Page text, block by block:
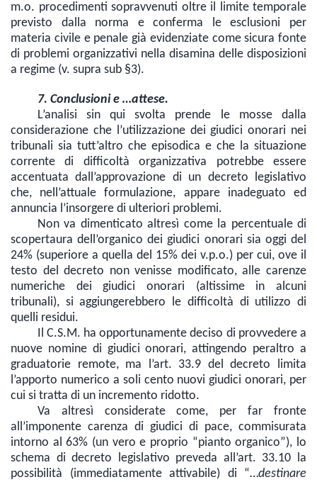
m.o. procedimenti sopravvenuti oltre il limite temporale
previsto dalla norma e conferma le esclusioni per
materia civile e penale già evidenziate come sicura fonte
di problemi organizzativi nella disamina delle disposizioni
a regime (v. supra sub §3).
7. Conclusioni e …attese.
L’analisi sin qui svolta prende le mosse dalla
considerazione che l’utilizzazione dei giudici onorari nei
tribunali sia tutt’altro che episodica e che la situazione
corrente di difficoltà organizzativa potrebbe essere
accentuata dall’approvazione di un decreto legislativo
che, nell’attuale formulazione, appare inadeguato ed
annuncia l’insorgere di ulteriori problemi.
Non va dimenticato altresì come la percentuale di
scopertaura dell’organico dei giudici onorari sia oggi del
24% (superiore a quella del 15% dei v.p.o.) per cui, ove il
testo del decreto non venisse modificato, alle carenze
numeriche dei giudici onorari (altissime in alcuni
tribunali), si aggiungerebbero le difficoltà di utilizzo di
quelli residui.
Il C.S.M. ha opportunamente deciso di provvedere a
nuove nomine di giudici onorari, attingendo peraltro a
graduatorie remote, ma l’art. 33.9 del decreto limita
l’apporto numerico a soli cento nuovi giudici onorari, per
cui si tratta di un incremento ridotto.
Va altresì considerate come, per far fronte
all’imponente carenza di giudici di pace, commisurata
intorno al 63% (un vero e proprio “pianto organico”), lo
schema di decreto legislativo preveda all’art. 33.10 la
possibilità (immediatamente attivabile) di “…destinare